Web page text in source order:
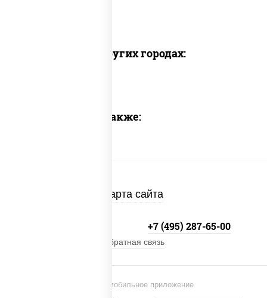
Доставка в других городах:
Предлагаем также:
Карта сайта
Установи мобильное приложение
+7 (495) 287-65-00
Обратная связь